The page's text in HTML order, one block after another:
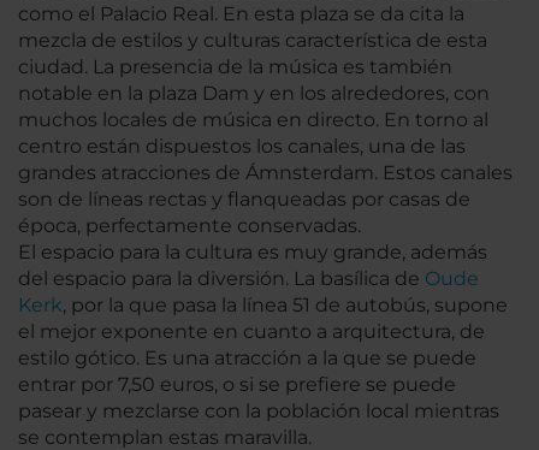
como el Palacio Real. En esta plaza se da cita la
mezcla de estilos y culturas característica de esta
ciudad. La presencia de la música es también
notable en la plaza Dam y en los alrededores, con
muchos locales de música en directo. En torno al
centro están dispuestos los canales, una de las
grandes atracciones de Ámnsterdam. Estos canales
son de líneas rectas y flanqueadas por casas de
época, perfectamente conservadas.
El espacio para la cultura es muy grande, además
del espacio para la diversión. La basílica de Oude
Kerk, por la que pasa la línea 51 de autobús, supone
el mejor exponente en cuanto a arquitectura, de
estilo gótico. Es una atracción a la que se puede
entrar por 7,50 euros, o si se prefiere se puede
pasear y mezclarse con la población local mientras
se contemplan estas maravilla.